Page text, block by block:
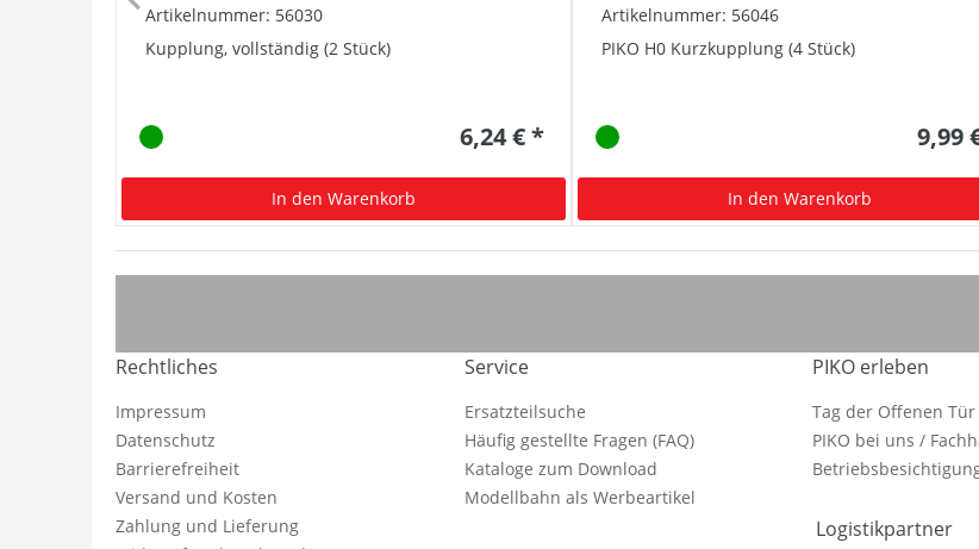
Artikelnummer: 56030
Kupplung, vollständig (2 Stück)
6,24 € *
In den Warenkorb
Artikelnummer: 56046
PIKO H0 Kurzkupplung (4 Stück)
9,99
In den Warenkorb
Rechtliches
Impressum
Datenschutz
Barrierefreiheit
Versand und Kosten
Zahlung und Lieferung
Service
Ersatzteilsuche
Häufig gestellte Fragen (FAQ)
Kataloge zum Download
Modellbahn als Werbeartikel
PIKO erleben
Tag der Offenen Tür
PIKO bei uns /
Logistikpartner